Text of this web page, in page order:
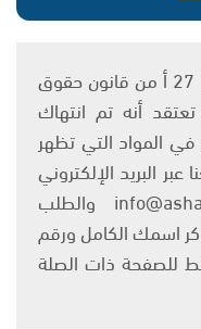
يتم الاستخدام المواد وفقًا للمادة 27 أ من قانون حقوق
وإن كنت تعتقد أنه تم انتهاك
المواد التي تظهر
البريد الإلكتروني
على العنوان التالي: info@ashams.com والطلب
اسمك الكامل ورقم
للصفحة ذات الصلة